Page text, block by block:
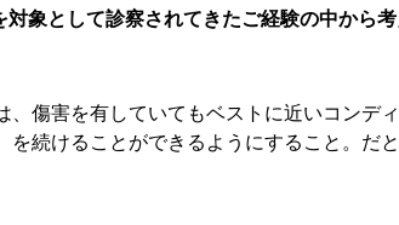
対象として診察されてきたご経験の中から
、傷害を有していてもベストに近いコンデ
を続けることができるようにすること。